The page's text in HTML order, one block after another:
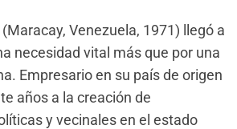
Venezuela, 1971) llegó a
necesidad vital más que por una
Empresario en su país de origen
años a la creación de
y vecinales en el estado